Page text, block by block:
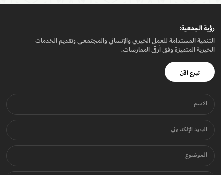
رؤيـة الجمعيـة:
التنمية المستدامة للعمل الخيري والإنساني والمجتمعي وتقديم الخدمات
الخيرية المتميزة وفق أرقى الممارسات.
تبرع الآن
الاسم
البريد الإلكتروني
الموضوع